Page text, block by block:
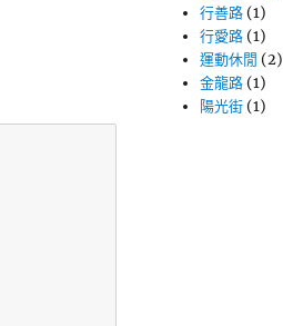
行善路 (1)
行愛路 (1)
運動休閒 (2)
金龍路 (1)
陽光街 (1)